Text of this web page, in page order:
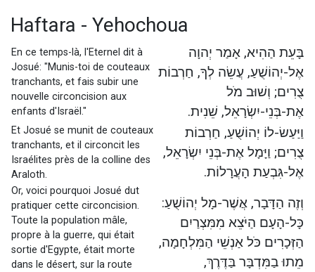
Haftara - Yehochoua
En ce temps-là, l'Eternel dit à
Josué: "Munis-toi de couteaux
tranchants, et fais subir une
nouvelle circoncision aux
enfants d'Israël."
בָּעֵת הַהִיא, אָמַר יְהוָה
אֶל-יְהוֹשֻׁעַ, עֲשֵׂה לְךָ, חַרְבוֹת
צֻרִים; וְשׁוּב מֹל
אֶת-בְּנֵי-יִשְׂרָאֵל, שֵׁנִית.
Et Josué se munit de couteaux
tranchants, et il circoncit les
Israélites près de la colline des
Araloth.
וַיַּעַשׂ-לוֹ יְהוֹשֻׁעַ, חַרְבוֹת
צֻרִים; וַיָּמָל אֶת-בְּנֵי יִשְׂרָאֵל,
אֶל-גִּבְעַת הָעֲרָלוֹת.
Or, voici pourquoi Josué dut
pratiquer cette circoncision.
Toute la population mâle,
propre à la guerre, qui était
sortie d'Egypte, était morte
dans le désert, sur la route
וְזֶה הַדָּבָר, אֲשֶׁר-מָל יְהוֹשֻׁעַ:
כָּל-הָעָם הַיֹּצֵא מִמִּצְרַיִם
הַזְּכָרִים כֹּל אַנְשֵׁי הַמִּלְחָמָה,
מֵתוּ בַמִּדְבָּר בַּדֶּרֶךְ,